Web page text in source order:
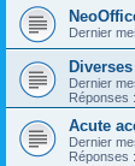
Dernier
Dernier
Réponses :
Acute
Dernier
Réponses :